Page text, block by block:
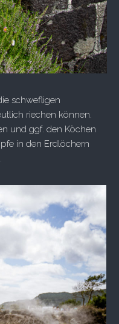
schwefligen
riechen können.
und ggf. den Köchen
in den Erdlöchern